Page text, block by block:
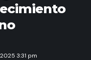
3:31 pm